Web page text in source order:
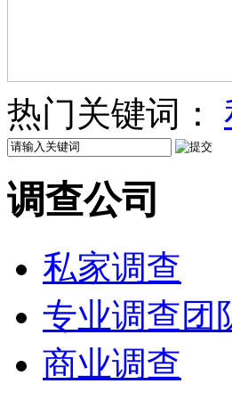
热门关键词：
调查公司
私家调查
专业调查团
商业调查